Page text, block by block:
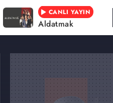
CANLI YAYIN
Aldatmak